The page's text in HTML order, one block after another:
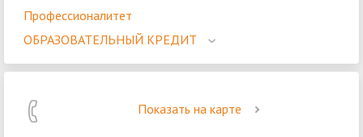
Профессионалитет
ОБРАЗОВАТЕЛЬНЫЙ КРЕДИТ
Показать на карте